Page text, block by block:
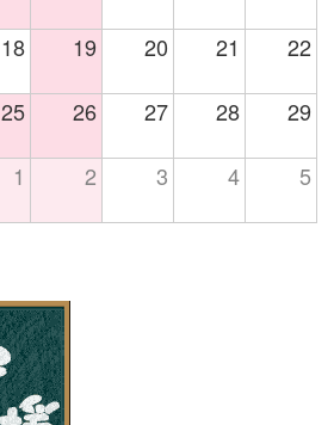
18 19 20 21 22
25 26 27 28 29
1 2 3 4 5